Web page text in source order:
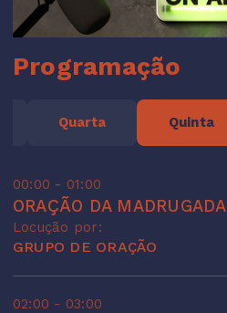
Programação
Quarta Quinta
00:00 - 01:00
ORAÇÃO DA MADRUGADA
Locução por:
GRUPO DE ORAÇÃO
02:00 - 03:00